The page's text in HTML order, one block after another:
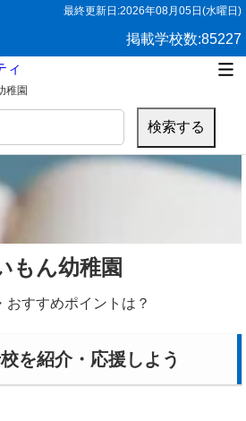
最終更新日:2026年08月05日(水曜日)
掲載学校数:85227
ィ
稚園
もん幼稚園
おすすめポイントは？
を紹介・応援しよう